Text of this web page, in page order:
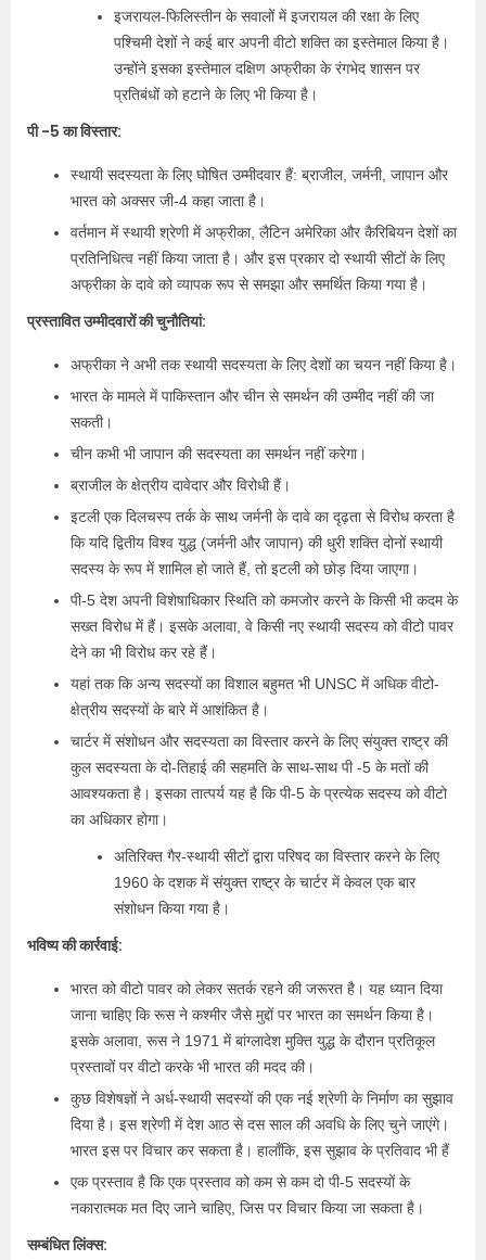
इजरायल-फिलिस्तीन के सवालों में इजरायल की रक्षा के लिए
पश्चिमी देशों ने कई बार अपनी वीटो शक्ति का इस्तेमाल किया है।
उन्होंने इसका इस्तेमाल दक्षिण अफ्रीका के रंगभेद शासन पर
प्रतिबंधों को हटाने के लिए भी किया है।
पी -5 का विस्तार:
स्थायी सदस्यता के लिए घोषित उम्मीदवार हैं: ब्राजील, जर्मनी, जापान और
भारत को अक्सर जी-4 कहा जाता है।
वर्तमान में स्थायी श्रेणी में अफ्रीका, लैटिन अमेरिका और कैरिबियन देशों का
प्रतिनिधित्व नहीं किया जाता है। और इस प्रकार दो स्थायी सीटों के लिए
अफ्रीका के दावे को व्यापक रूप से समझा और समर्थित किया गया है।
प्रस्तावित उम्मीदवारों की चुनौतियां:
अफ्रीका ने अभी तक स्थायी सदस्यता के लिए देशों का चयन नहीं किया है।
भारत के मामले में पाकिस्तान और चीन से समर्थन की उम्मीद नहीं की जा
सकती।
चीन कभी भी जापान की सदस्यता का समर्थन नहीं करेगा।
ब्राजील के क्षेत्रीय दावेदार और विरोधी हैं।
इटली एक दिलचस्प तर्क के साथ जर्मनी के दावे का दृढ़ता से विरोध करता है
कि यदि द्वितीय विश्व युद्ध (जर्मनी और जापान) की धुरी शक्ति दोनों स्थायी
सदस्य के रूप में शामिल हो जाते हैं, तो इटली को छोड़ दिया जाएगा।
पी-5 देश अपनी विशेषाधिकार स्थिति को कमजोर करने के किसी भी कदम के
सख्त विरोध में हैं। इसके अलावा, वे किसी नए स्थायी सदस्य को वीटो पावर
देने का भी विरोध कर रहे हैं।
यहां तक ​​कि अन्य सदस्यों का विशाल बहुमत भी UNSC में अधिक वीटो-
क्षेत्रीय सदस्यों के बारे में आशंकित है।
चार्टर में संशोधन और सदस्यता का विस्तार करने के लिए संयुक्त राष्ट्र की
कुल सदस्यता के दो-तिहाई की सहमति के साथ-साथ पी -5 के मतों की
आवश्यकता है। इसका तात्पर्य यह है कि पी-5 के प्रत्येक सदस्य को वीटो
का अधिकार होगा।
अतिरिक्त गैर-स्थायी सीटों द्वारा परिषद का विस्तार करने के लिए
1960 के दशक में संयुक्त राष्ट्र के चार्टर में केवल एक बार
संशोधन किया गया है।
भविष्य की कार्रवाई:
भारत को वीटो पावर को लेकर सतर्क रहने की जरूरत है। यह ध्यान दिया
जाना चाहिए कि रूस ने कश्मीर जैसे मुद्दों पर भारत का समर्थन किया है।
इसके अलावा, रूस ने 1971 में बांग्लादेश मुक्ति युद्ध के दौरान प्रतिकूल
प्रस्तावों पर वीटो करके भी भारत की मदद की।
कुछ विशेषज्ञों ने अर्ध-स्थायी सदस्यों की एक नई श्रेणी के निर्माण का सुझाव
दिया है। इस श्रेणी में देश आठ से दस साल की अवधि के लिए चुने जाएंगे।
भारत इस पर विचार कर सकता है। हालाँकि, इस सुझाव के प्रतिवाद भी हैं
एक प्रस्ताव है कि एक प्रस्ताव को कम से कम दो पी-5 सदस्यों के
नकारात्मक मत दिए जाने चाहिए, जिस पर विचार किया जा सकता है।
सम्बंधित लिंक्स: